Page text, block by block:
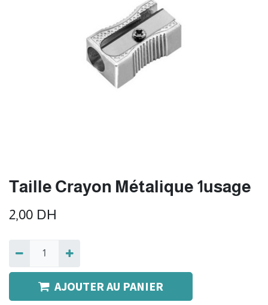
Taille Crayon Métalique 1usage
2,00 DH
AJOUTER AU PANIER